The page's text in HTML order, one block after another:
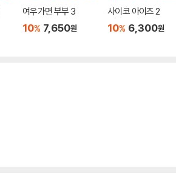
여우가면 부부 3
10% 7,650원
사이코 아이즈 2
10% 6,300원